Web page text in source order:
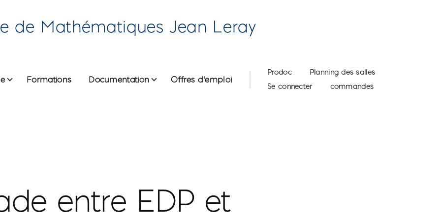
de Mathématiques Jean Leray
Formations Documentation Offres d'emploi
User account menu
Prodoc
Planning des salles
Se connecter
commandes
entre EDP et